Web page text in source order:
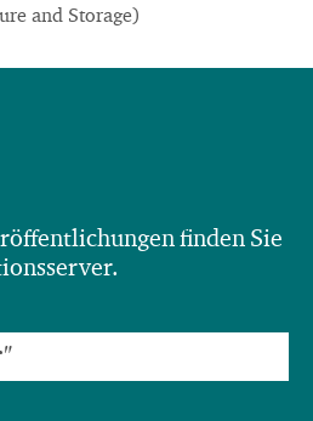
and Storage)
finden Sie